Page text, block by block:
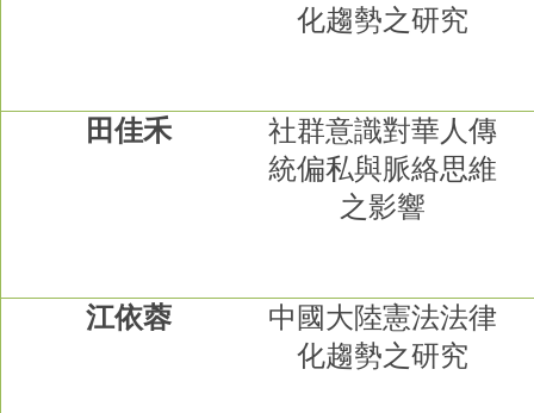
化趨勢之研究
田佳禾
社群意識對華人傳
統偏私與脈絡思維
之影響
江依蓉
中國大陸憲法法律
化趨勢之研究